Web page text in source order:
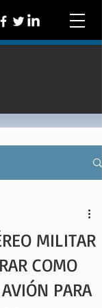
MILITAR
COMO
PARA